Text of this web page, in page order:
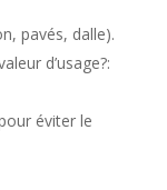
pavés, dalle).
d’usage?:
éviter le